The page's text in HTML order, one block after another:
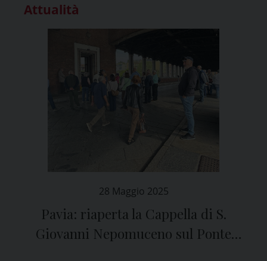
Attualità
28 Maggio 2025
Pavia: riaperta la Cappella di S.
Giovanni Nepomuceno sul Ponte